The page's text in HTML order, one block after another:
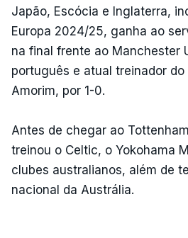
Japão, Escócia e Inglaterra,
Europa 2024/25, ganha ao
na final frente ao Manchester
português e atual treinador do
Amorim, por 1-0.
Antes de chegar ao
treinou o Celtic, o Yokohama
clubes australianos, além de
nacional da Austrália.